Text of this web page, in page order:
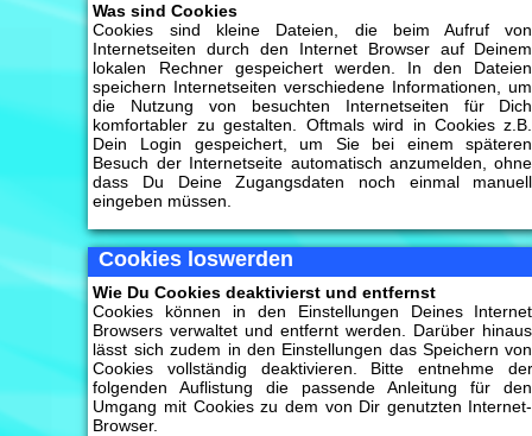
Was sind Cookies
Cookies sind kleine Dateien, die beim Aufruf von
Internetseiten durch den Internet Browser auf Deinem
lokalen Rechner gespeichert werden. In den Dateien
speichern Internetseiten verschiedene Informationen, um
die Nutzung von besuchten Internetseiten für Dich
komfortabler zu gestalten. Oftmals wird in Cookies z.B.
Dein Login gespeichert, um Sie bei einem späteren
Besuch der Internetseite automatisch anzumelden, ohne
dass Du Deine Zugangsdaten noch einmal manuell
eingeben müssen.
Cookies loswerden
Wie Du Cookies deaktivierst und entfernst
Cookies können in den Einstellungen Deines Internet
Browsers verwaltet und entfernt werden. Darüber hinaus
lässt sich zudem in den Einstellungen das Speichern von
Cookies vollständig deaktivieren. Bitte entnehme der
folgenden Auflistung die passende Anleitung für den
Umgang mit Cookies zu dem von Dir genutzten Internet-
Browser.